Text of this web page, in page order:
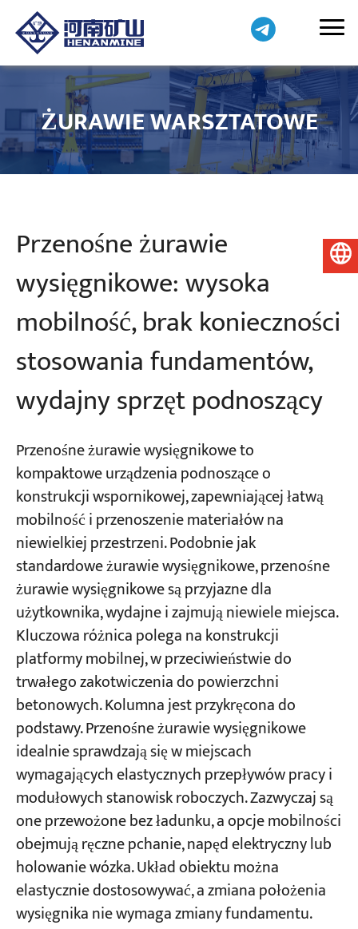
Projekty
Blogi
Aktualności
O nas
Skontaktuj się z nami
ŻURAWIE WARSZTATOWE
Przenośne żurawie
wysięgnikowe: wysoka
mobilność, brak konieczności
stosowania fundamentów,
wydajny sprzęt podnoszący
Przenośne żurawie wysięgnikowe to
kompaktowe urządzenia podnoszące o
konstrukcji wspornikowej, zapewniającej łatwą
mobilność i przenoszenie materiałów na
niewielkiej przestrzeni. Podobnie jak
standardowe żurawie wysięgnikowe, przenośne
żurawie wysięgnikowe są przyjazne dla
użytkownika, wydajne i zajmują niewiele miejsca.
Kluczowa różnica polega na konstrukcji
platformy mobilnej, w przeciwieństwie do
trwałego zakotwiczenia do powierzchni
betonowych. Kolumna jest przykręcona do
podstawy. Przenośne żurawie wysięgnikowe
idealnie sprawdzają się w miejscach
wymagających elastycznych przepływów pracy i
modułowych stanowisk roboczych. Zazwyczaj są
one przewożone bez ładunku, a opcje mobilności
obejmują ręczne pchanie, napęd elektryczny lub
holowanie wózka. Układ obiektu można
elastycznie dostosowywać, a zmiana położenia
wysięgnika nie wymaga zmiany fundamentu.
Polski